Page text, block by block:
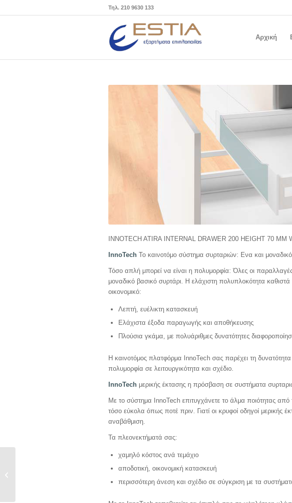
Τηλ. 210 9630 133
Αρχική
INNOTECH ATIRA INTERNAL DRAWER 200 HEIGHT 70 MM
InnoTech Το καινοτόμο σύστημα συρταριών: Ενα και
Τόσο απλή μπορεί να είναι η πολυμορφία: Όλες οι
μοναδικό βασικό συρτάρι. Η ελάχιστη πολυπλοκότητα καθιστά
οικονομικό:
Λεπτή, ευέλικτη κατασκευή
Ελάχιστα έξοδα παραγωγής και αποθήκευσης
Πλούσια γκάμα, με πολυάριθμες δυνατότητες
Η καινοτόμος πλατφόρμα InnoTech σας παρέχει τη
πολυμορφία σε λειτουργικότητα και σχέδιο.
InnoTech μερικής έκτασης η πρόσβαση σε συστήματα
Με το σύστημα InnoTech επιτυγχάνετε το άλμα ποιότητας
τόσο εύκολα όπως ποτέ πριν. Γιατί οι κρυφοί οδηγοί μερικής
αναβάθμιση.
Τα πλεονεκτήματά σας:
χαμηλό κόστος ανά τεμάχιο
αποδοτική, οικονομική κατασκευή
περισσότερη άνεση και σχέδιο σε σύγκριση με τα